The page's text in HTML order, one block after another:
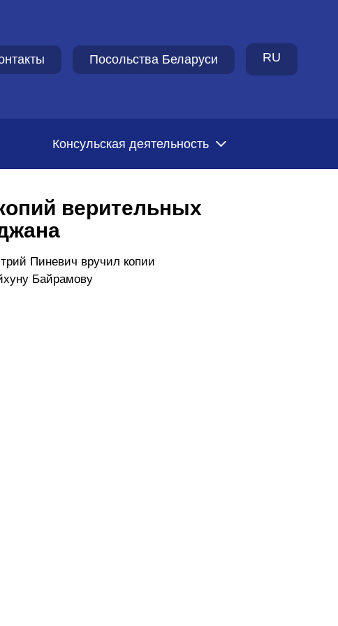
Посольства Беларуси RU
Консульская деятельность
верительных
Пиневич вручил копии
Байрамову